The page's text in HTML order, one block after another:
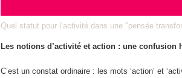
Quel statut pour l’activité dans une "pensée
Les notions d’activité et action : une confusion
C’est un constat ordinaire :les mots ‘action’ et